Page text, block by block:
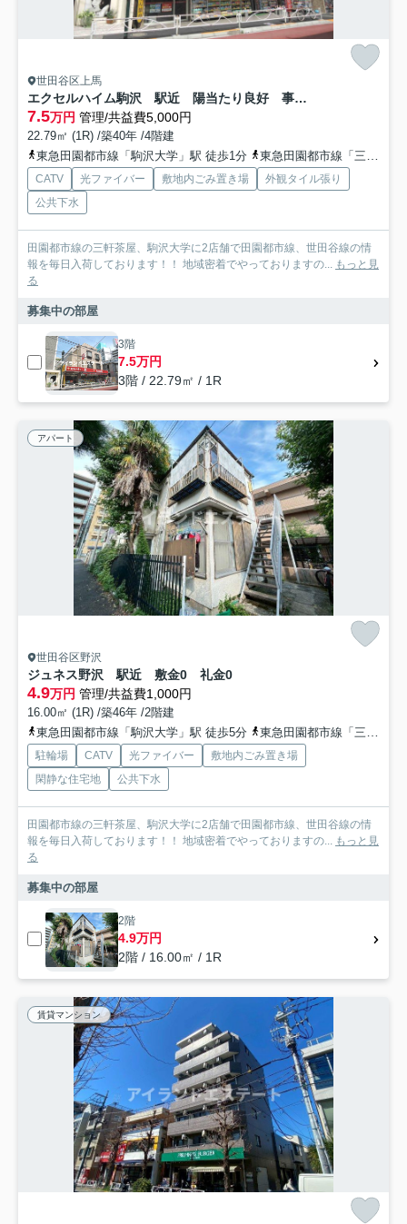
世田谷区上馬
エクセルハイム駒沢 駅近 陽当たり良好 事務所相談可
7.5万円 管理/共益費5,000円
22.79㎡ (1R) /築40年 /4階建
東急田園都市線「駒沢大学」駅 徒歩1分
東急田園都市線「三軒茶屋」駅 徒歩18分
CATV 光ファイバー 敷地内ごみ置き場
外観タイル張り
公共下水
田園都市線の三軒茶屋、駒沢大学に2店舗で田園都市線、世田谷線の情
報を毎日入荷しております！！ 地域密着でやっておりますの...
もっと見
る
募集中の部屋
3階
7.5万円
3階 / 22.79㎡ / 1R
アパート
世田谷区野沢
ジュネス野沢 駅近 敷金0 礼金0
4.9万円 管理/共益費1,000円
16.00㎡ (1R) /築46年 /2階建
東急田園都市線「駒沢大学」駅 徒歩5分
東急田園都市線「三軒茶屋」駅 徒歩15分
駐輪場 CATV 光ファイバー
敷地内ごみ置き場
閑静な住宅地
公共下水
田園都市線の三軒茶屋、駒沢大学に2店舗で田園都市線、世田谷線の情
報を毎日入荷しております！！ 地域密着でやっておりますの...
もっと見
る
募集中の部屋
2階
4.9万円
2階 / 16.00㎡ / 1R
賃貸マンション